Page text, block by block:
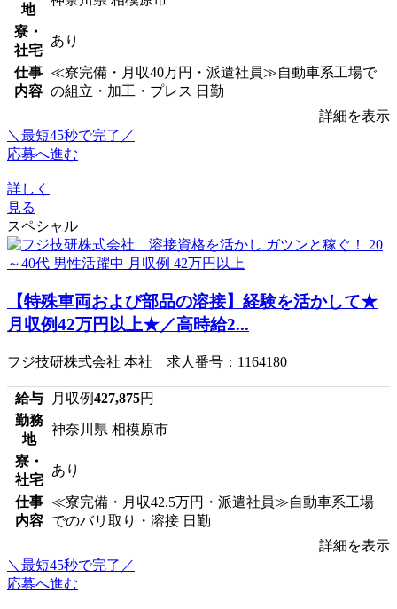
地
寮・
社宅
あり
仕事
内容
≪寮完備・月収40万円・派遣社員≫自動車系工場で
の組立・加工・プレス 日勤
詳細を表示
＼最短45秒で完了／
応募へ進む
詳しく
見る
スペシャル
【特殊車両および部品の溶接】経験を活かして★
月収例42万円以上★／高時給2...
フジ技研株式会社 本社 求人番号：1164180
給与 月収例427,875円
勤務
地
神奈川県 相模原市
寮・
社宅
あり
仕事
内容
≪寮完備・月収42.5万円・派遣社員≫自動車系工場
でのバリ取り・溶接 日勤
詳細を表示
＼最短45秒で完了／
応募へ進む